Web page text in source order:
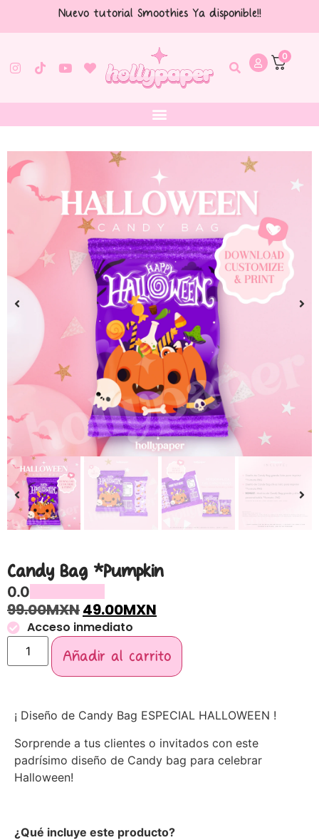
Nuevo tutorial Smoothies Ya disponible!!
0
Candy Bag *Pumpkin
0.0
99.00MXN49.00MXN
Acceso inmediato
Añadir al carrito
¡ Diseño de Candy Bag ESPECIAL HALLOWEEN !
Sorprende a tus clientes o invitados con este
padrísimo diseño de Candy bag para celebrar
Halloween!
¿Qué incluye este producto?